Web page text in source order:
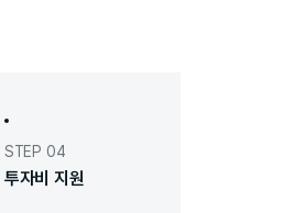
STEP 04
투자비 지원